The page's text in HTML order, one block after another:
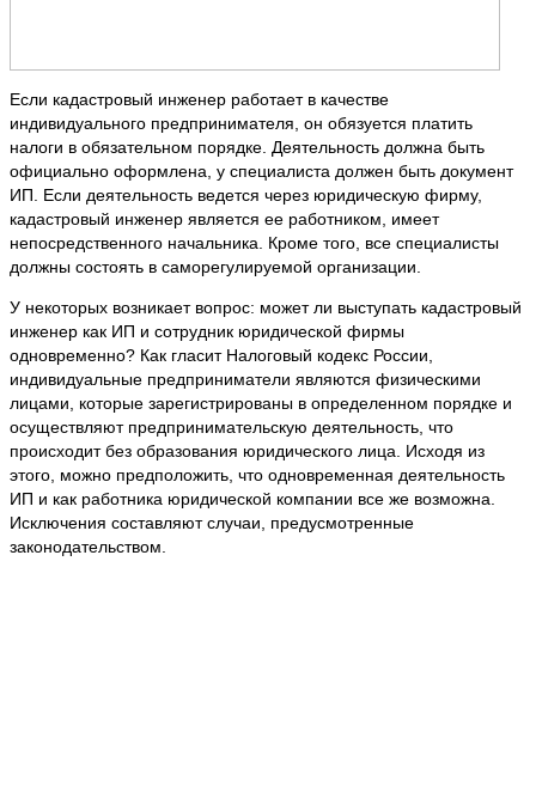
Если кадастровый инженер работает в качестве
индивидуального предпринимателя, он обязуется платить
налоги в обязательном порядке. Деятельность должна быть
официально оформлена, у специалиста должен быть документ
ИП. Если деятельность ведется через юридическую фирму,
кадастровый инженер является ее работником, имеет
непосредственного начальника. Кроме того, все специалисты
должны состоять в саморегулируемой организации.
У некоторых возникает вопрос: может ли выступать кадастровый
инженер как ИП и сотрудник юридической фирмы
одновременно? Как гласит Налоговый кодекс России,
индивидуальные предприниматели являются физическими
лицами, которые зарегистрированы в определенном порядке и
осуществляют предпринимательскую деятельность, что
происходит без образования юридического лица. Исходя из
этого, можно предположить, что одновременная деятельность
ИП и как работника юридической компании все же возможна.
Исключения составляют случаи, предусмотренные
законодательством.